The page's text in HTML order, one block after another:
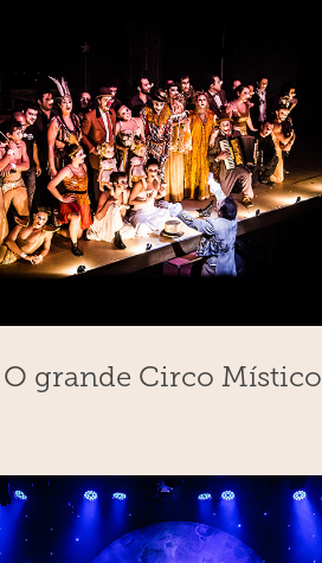
O grande Circo Místico